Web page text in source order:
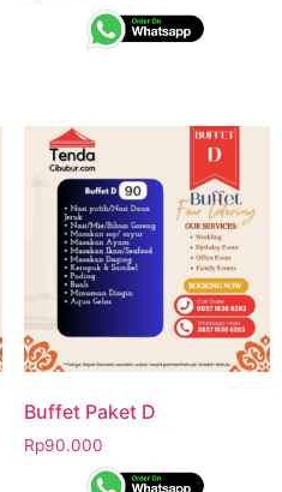
Buffet Paket D
Rp90.000